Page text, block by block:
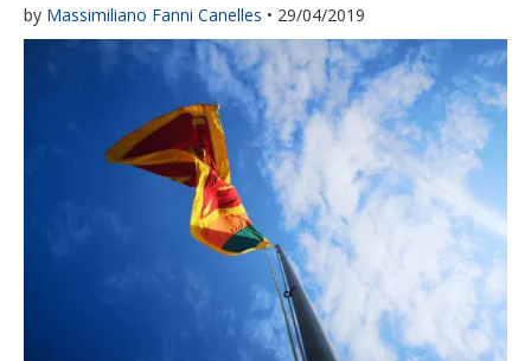
by Massimiliano Fanni Canelles • 29/04/2019